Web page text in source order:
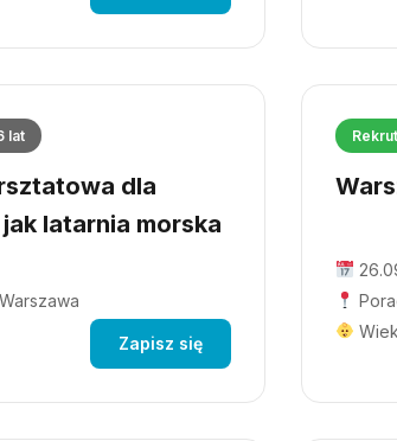
lat
dla
latarnia morska
Zapisz się